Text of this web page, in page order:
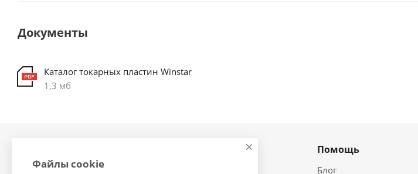
Документы
Каталог токарных пластин Winstar
1,3 мб
О компании
Помощь
Блог
Файлы cookie